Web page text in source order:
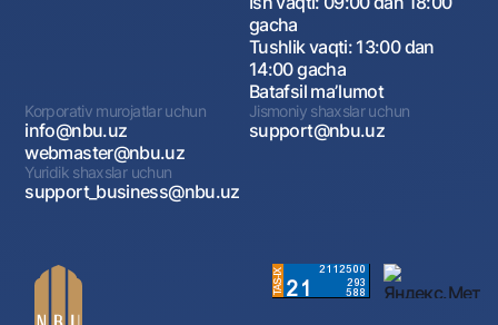
gacha
Tushlik vaqti: 13:00 dan
14:00 gacha
Batafsil maʼlumot
Korporativ murojatlar uchun
info@nbu.uz
webmaster@nbu.uz
Jismoniy shaxslar uchun
support@nbu.uz
Yuridik shaxslar uchun
support_business@nbu.uz